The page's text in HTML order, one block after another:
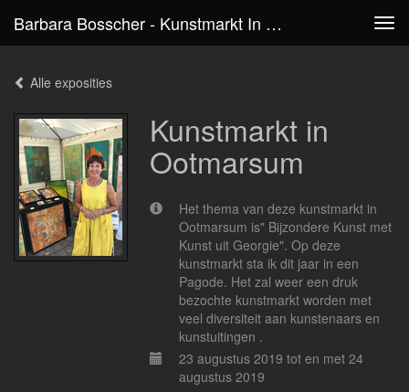
Barbara Bosscher - Kunstmarkt In Ootmarsum
Alle exposities
Kunstmarkt in
Ootmarsum
Het thema van deze kunstmarkt in
Ootmarsum is" Bijzondere Kunst met
Kunst uit Georgie". Op deze
kunstmarkt sta ik dit jaar in een
Pagode. Het zal weer een druk
bezochte kunstmarkt worden met
veel diversiteit aan kunstenaars en
kunstuitingen .
23 augustus 2019 tot en met 24
augustus 2019